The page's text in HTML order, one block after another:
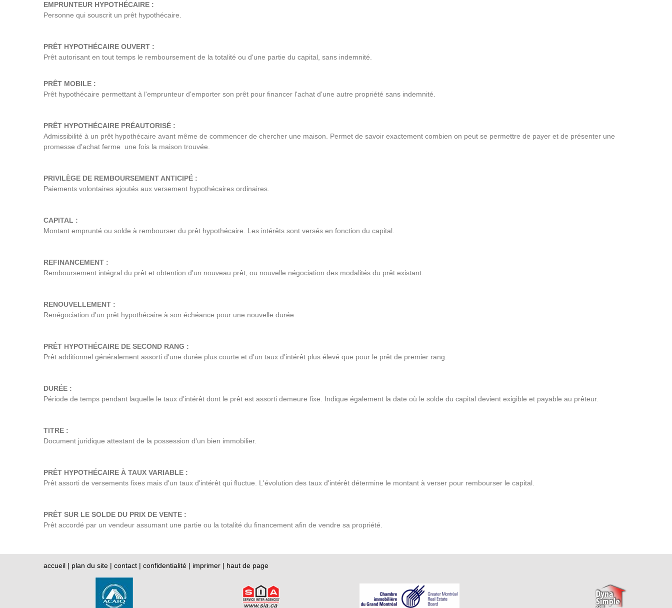
EMPRUNTEUR HYPOTHÉCAIRE :
Personne qui souscrit un prêt hypothécaire.
PRÊT HYPOTHÉCAIRE OUVERT :
Prêt autorisant en tout temps le remboursement de la totalité ou d'une partie du capital, sans indemnité.
PRÊT MOBILE :
Prêt hypothécaire permettant à l'emprunteur d'emporter son prêt pour financer l'achat d'une autre propriété sans indemnité.
PRÊT HYPOTHÉCAIRE PRÉAUTORISÉ :
Admissibilité à un prêt hypothécaire avant même de commencer de chercher une maison. Permet de savoir exactement combien on peut se permettre de payer et de présenter une
promesse d'achat ferme une fois la maison trouvée.
PRIVILÈGE DE REMBOURSEMENT ANTICIPÉ :
Paiements volontaires ajoutés aux versement hypothécaires ordinaires.
CAPITAL :
Montant emprunté ou solde à rembourser du prêt hypothécaire. Les intérêts sont versés en fonction du capital.
REFINANCEMENT :
Remboursement intégral du prêt et obtention d'un nouveau prêt, ou nouvelle négociation des modalités du prêt existant.
RENOUVELLEMENT :
Renégociation d'un prêt hypothécaire à son échéance pour une nouvelle durée.
PRÊT HYPOTHÉCAIRE DE SECOND RANG :
Prêt additionnel généralement assorti d'une durée plus courte et d'un taux d'intérêt plus élevé que pour le prêt de premier rang.
DURÉE :
Période de temps pendant laquelle le taux d'intérêt dont le prêt est assorti demeure fixe. Indique également la date où le solde du capital devient exigible et payable au prêteur.
TITRE :
Document juridique attestant de la possession d'un bien immobilier.
PRÊT HYPOTHÉCAIRE À TAUX VARIABLE :
Prêt assorti de versements fixes mais d'un taux d'intérêt qui fluctue. L'évolution des taux d'intérêt détermine le montant à verser pour rembourser le capital.
PRÊT SUR LE SOLDE DU PRIX DE VENTE :
Prêt accordé par un vendeur assumant une partie ou la totalité du financement afin de vendre sa propriété.
accueil | plan du site | contact | confidentialité | imprimer | haut de page